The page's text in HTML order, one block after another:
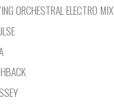
ORCHESTRAL ELECTRO MIX